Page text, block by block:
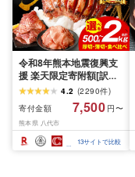
令和8年熊本地震復興支
援 楽天限定寄附額[訳あ
り]牛タン 500g〜2kg 肉
牛肉 訳あり 牛タン 冷凍
小分け 厚切り 薄切り 食
べ比べ 500g 1kg 1.5kg
2kg 牛 人気 ビーフ 牛た
ん ふるさと納税 ランキ
4.2 (2290件)
寄付金額
7,500 円〜
熊本県 八代市
13サイトで比較